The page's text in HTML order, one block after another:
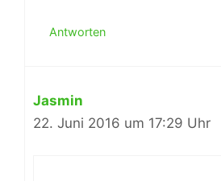
Antworten
Jasmin
22. Juni 2016 um 17:29 Uhr